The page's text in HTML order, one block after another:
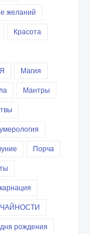
желаний
Красота
Магия
Мантры
Порча
рождения